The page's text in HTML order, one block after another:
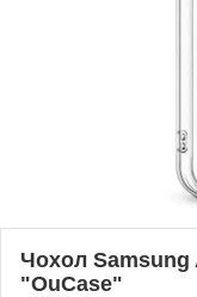
Чохол Samsung
"OuCase"